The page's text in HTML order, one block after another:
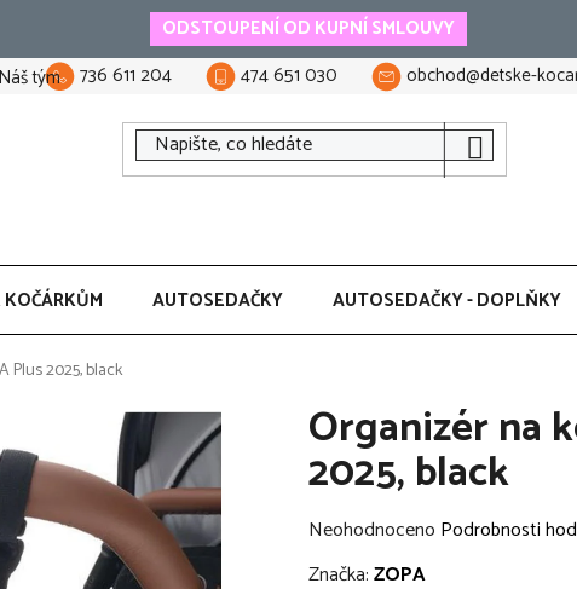
ODSTOUPENÍ OD KUPNÍ SMLOUVY
Náš tým 736 611 204 474 651 030 obchod@detske-
AUTOSEDAČKY AUTOSEDAČKY - DOPLŇKY
Plus 2025, black
Organizér na
2025, black
Průměrné
hodnocení
Neohodnoceno Podrobnosti
Značka:ZOPA